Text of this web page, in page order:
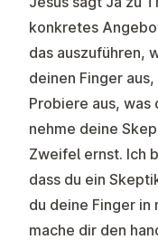
konkretes
das auszuführen,
deinen Finger
Probiere aus, was
nehme deine
Zweifel ernst. Ich
dass du ein
du deine Finger in
mache dir den